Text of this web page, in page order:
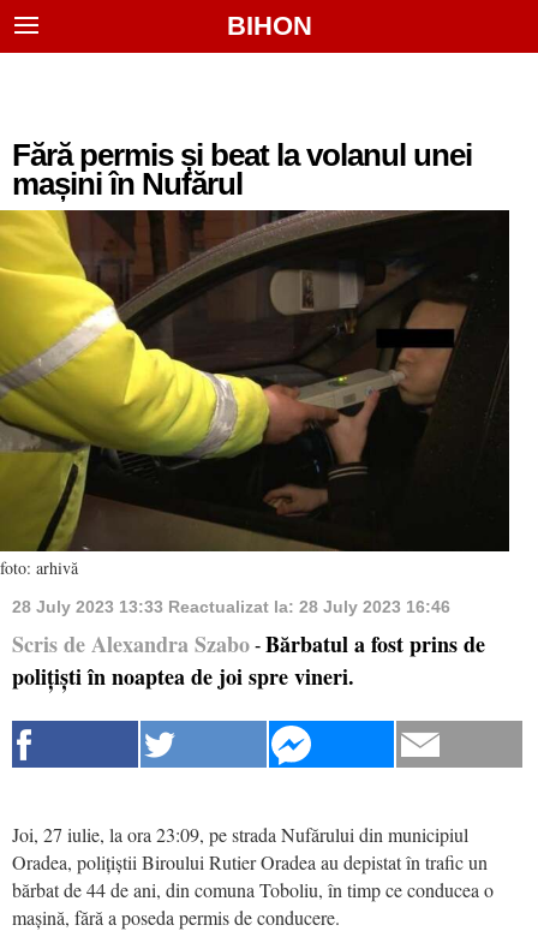
BIHON
Fără permis și beat la volanul unei
mașini în Nufărul
foto: arhivă
28 July 2023 13:33 Reactualizat la: 28 July 2023 16:46
Scris de Alexandra Szabo - Bărbatul a fost prins de
polițiști în noaptea de joi spre vineri.
Joi, 27 iulie, la ora 23:09, pe strada Nufărului din municipiul
Oradea, polițiștii Biroului Rutier Oradea au depistat în trafic un
bărbat de 44 de ani, din comuna Toboliu, în timp ce conducea o
mașină, fără a poseda permis de conducere.